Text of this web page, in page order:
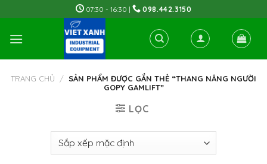
to
content
07:30 - 16:30 | 098.442.3150
TRANG CHỦ / SẢN PHẨM ĐƯỢC GẮN THẺ “THANG NÂNG NGƯỜI
GOPY GAMLIFT”
LỌC